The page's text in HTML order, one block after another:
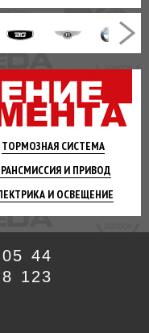
ТОРМОЗНАЯСИСТЕМА
И ПРИВОД
И ОСВЕЩЕНИЕ
44
123